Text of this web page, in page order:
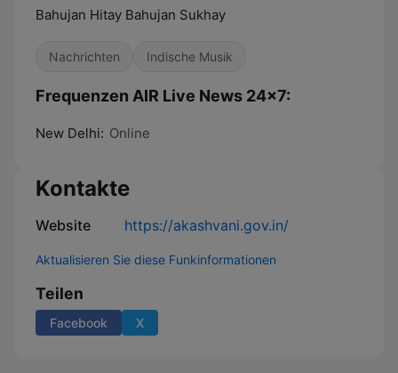
Bahujan Hitay Bahujan Sukhay
Nachrichten Indische Musik
Frequenzen AIR Live News 24x7:
New Delhi: Online
Kontakte
Website https://akashvani.gov.in/
Aktualisieren Sie diese Funkinformationen
Teilen
Facebook X